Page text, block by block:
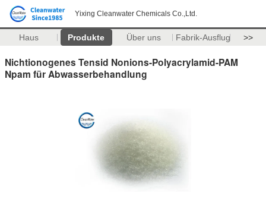
Yixing Cleanwater Chemicals Co.,Ltd.
Haus Produkte Über uns Fabrik-Ausflug >>
Nichtionogenes Tensid Nonions-Polyacrylamid-PAM
Npam für Abwasserbehandlung